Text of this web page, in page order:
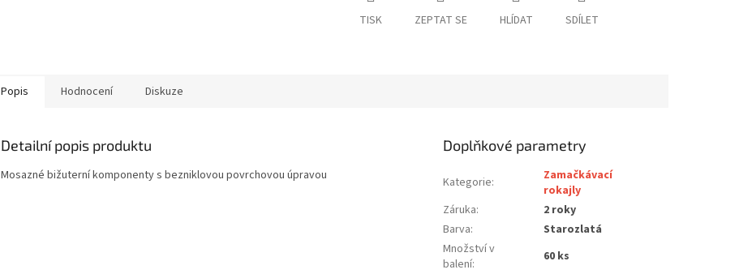
TISK ZEPTAT SE HLÍDAT SDÍLET
Popis Hodnocení Diskuze
Detailní popis produktu
Mosazné bižuterní komponenty s bezniklovou povrchovou úpravou
Doplňkové parametry
Kategorie:
Zamačkávací
rokajly
Záruka:
2 roky
Barva:
Starozlatá
Množství v
balení:
60 ks